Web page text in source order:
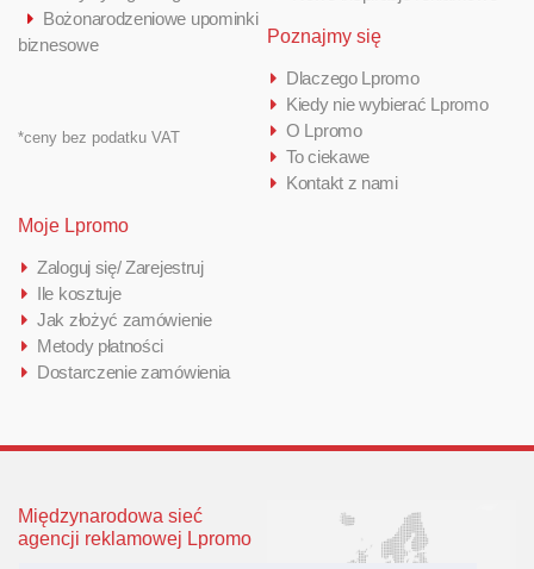
Bożonarodzeniowe upominki
biznesowe
*ceny bez podatku VAT
Poznajmy się
Dlaczego Lpromo
Kiedy nie wybierać Lpromo
O Lpromo
To ciekawe
Kontakt z nami
Moje Lpromo
Zaloguj się/ Zarejestruj
Ile kosztuje
Jak złożyć zamówienie
Metody płatności
Dostarczenie zamówienia
Międzynarodowa sieć
agencji reklamowej Lpromo